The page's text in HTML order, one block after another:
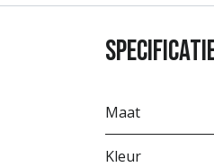
Maat
Kleur